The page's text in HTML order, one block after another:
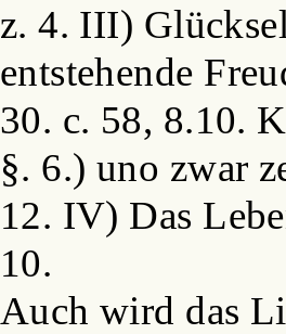
z. 4. III)
entstehende
30. c. 58, 8.10.
§. 6.) uno zwar
12. IV) Das
10.
Auch wird das